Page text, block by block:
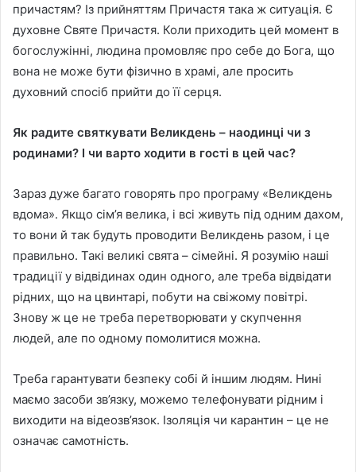
причастям? Із прийняттям Причастя така ж ситуація. Є
духовне Святе Причастя. Коли приходить цей момент в
богослужінні, людина промовляє про себе до Бога, що
вона не може бути фізично в храмі, але просить
духовний спосіб прийти до її серця.
Як радите святкувати Великдень – наодинці чи з
родинами? І чи варто ходити в гості в цей час?
Зараз дуже багато говорять про програму «Великдень
вдома». Якщо сім’я велика, і всі живуть під одним дахом,
то вони й так будуть проводити Великдень разом, і це
правильно. Такі великі свята – сімейні. Я розумію наші
традиції у відвідинах один одного, але треба відвідати
рідних, що на цвинтарі, побути на свіжому повітрі.
Знову ж це не треба перетворювати у скупчення
людей, але по одному помолитися можна.
Треба гарантувати безпеку собі й іншим людям. Нині
маємо засоби зв’язку, можемо телефонувати рідним і
виходити на відеозв’язок. Ізоляція чи карантин – це не
означає самотність.